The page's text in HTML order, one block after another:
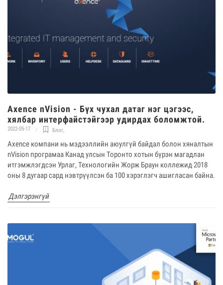
Axence nVision - Бүх чухал датаг нэг цэгээс,
хялбар интерфайстэйгээр удирдах боломжтой.
2022-05-17 Блог,
Axence компани нь мэдээллийн аюулгүй байдал болон хяналтын
nVision програмаа Канад улсын Торонто хотын бүрэн магадлан
итгэмжлэгдсэн Урлаг, Технологийн Жорж Браун коллежид 2018
оны 8 дугаар сард нэвтрүүлсэн ба 100 хэрэглэгч ашигласан байна.
Дэлгэрэнгүй